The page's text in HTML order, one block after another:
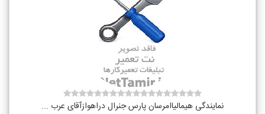
نمایندگی هیمالیاامرسان پارس جنرال دراهوازآقای عرب ...